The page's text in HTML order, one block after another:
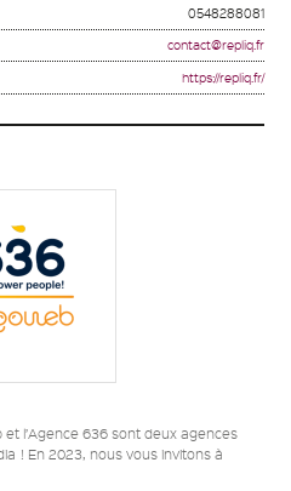
0548288081
contact@repliq.fr
https://repliq.fr/
et l’Agence 636 sont deux agences
! En 2023, nous vous invitons à